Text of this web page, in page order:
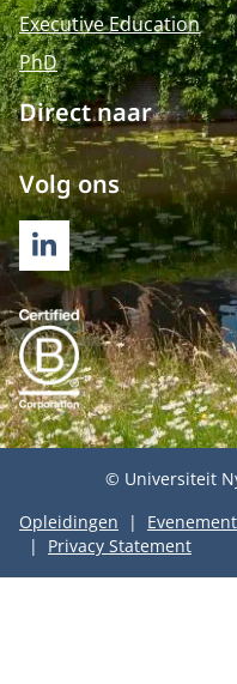
Executive Education
PhD
Direct naar
Volg ons
LINKEDIN
© Universiteit
Opleidingen
Privacy Statement